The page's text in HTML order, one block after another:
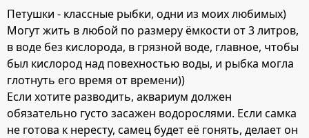
Петушки - классные рыбки, одни из моих любимых)
Могут жить в любой по размеру ёмкости от 3 литров,
в воде без кислорода, в грязной воде, главное, чтобы
был кислород над повехностью воды, и рыбка могла
глотнуть его время от времени))
Если хотите разводить, аквариум должен
обязательно густо засажен водорослями. Если самка
не готова к нересту, самец будет её гонять, делает он